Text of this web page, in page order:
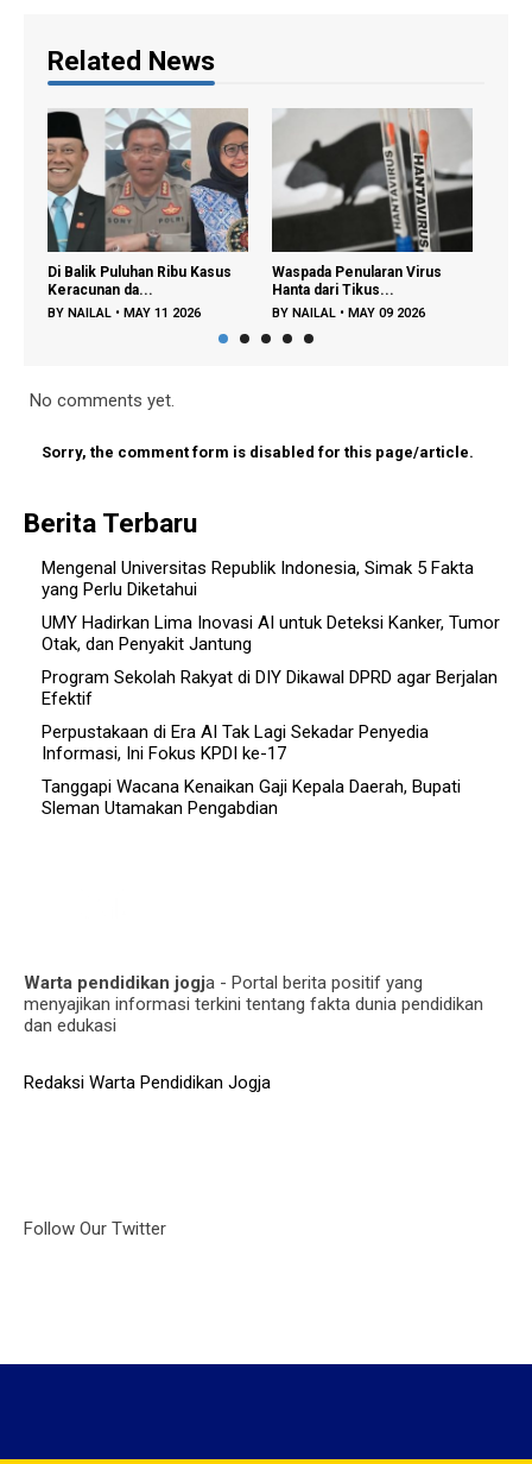
Related News
Di Balik Puluhan Ribu Kasus
Keracunan da...
NAILAL • MAY 11 2026
Waspada Penularan Virus
Hanta dari Tikus...
NAILAL • MAY 09 2026
No comments yet.
Sorry, the comment form is disabled for this page/article.
Berita Terbaru
Mengenal Universitas Republik Indonesia, Simak 5 Fakta
yang Perlu Diketahui
UMY Hadirkan Lima Inovasi AI untuk Deteksi Kanker, Tumor
Otak, dan Penyakit Jantung
Program Sekolah Rakyat di DIY Dikawal DPRD agar Berjalan
Efektif
Perpustakaan di Era AI Tak Lagi Sekadar Penyedia
Informasi, Ini Fokus KPDI ke-17
Tanggapi Wacana Kenaikan Gaji Kepala Daerah, Bupati
Sleman Utamakan Pengabdian
Warta pendidikan jogja - Portal berita positif yang
menyajikan informasi terkini tentang fakta dunia pendidikan
dan edukasi
Redaksi Warta Pendidikan Jogja
Follow Our Twitter